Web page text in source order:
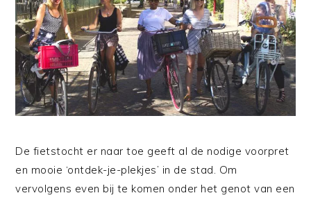
De fietstocht er naar toe geeft al de nodige voorpret
en mooie ‘ontdek-je-plekjes’ in de stad. Om
vervolgens even bij te komen onder het genot van een